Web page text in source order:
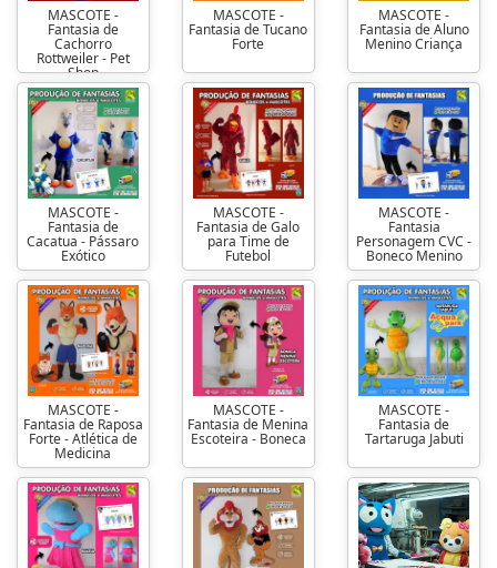
MASCOTE -
Fantasia de
Cachorro
Rottweiler - Pet
Shop
MASCOTE -
Fantasia de Tucano
Forte
MASCOTE -
Fantasia de Aluno
Menino Criança
MASCOTE -
Fantasia de
Cacatua - Pássaro
Exótico
MASCOTE -
Fantasia de Galo
para Time de
Futebol
MASCOTE -
Fantasia
Personagem CVC -
Boneco Menino
MASCOTE -
Fantasia de Raposa
Forte - Atlética de
Medicina
MASCOTE -
Fantasia de Menina
Escoteira - Boneca
MASCOTE -
Fantasia de
Tartaruga Jabuti